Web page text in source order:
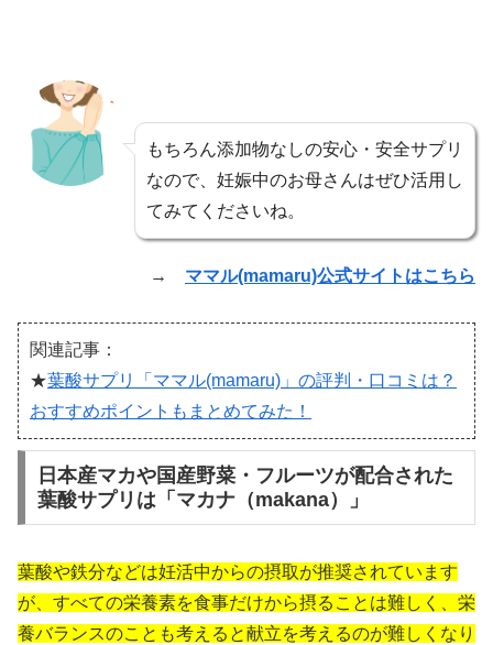
もちろん添加物なしの安心・安全サプリ
なので、妊娠中のお母さんはぜひ活用し
てみてくださいね。
→ ママル(mamaru)公式サイトはこちら
関連記事：
★葉酸サプリ「ママル(mamaru)」の評判・口コミは？
おすすめポイントもまとめてみた！
日本産マカや国産野菜・フルーツが配合された
葉酸サプリは「マカナ（makana）」
葉酸や鉄分などは妊活中からの摂取が推奨されています
が、すべての栄養素を食事だけから摂ることは難しく、栄
養バランスのことも考えると献立を考えるのが難しくなり